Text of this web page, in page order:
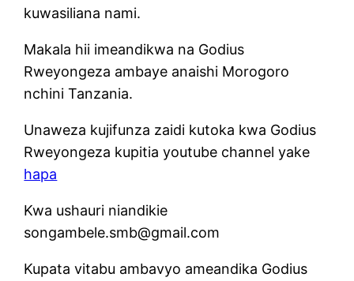
kuwasiliana nami.
Makala hii imeandikwa na Godius
Rweyongeza ambaye anaishi Morogoro
nchini Tanzania.
Unaweza kujifunza zaidi kutoka kwa Godius
Rweyongeza kupitia youtube channel yake
hapa
Kwa ushauri niandikie
songambele.smb@gmail.com
Kupata vitabu ambavyo ameandika Godius